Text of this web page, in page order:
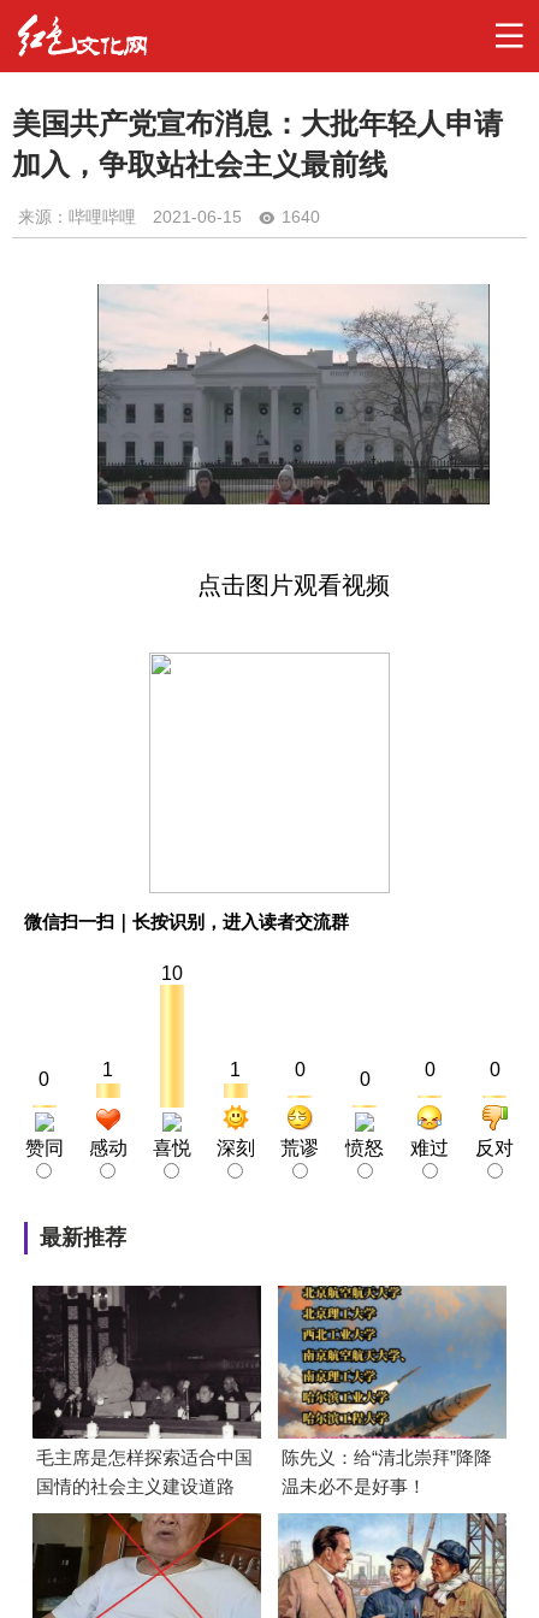
美国共产党宣布消息：大批年轻人申请
加入，争取站社会主义最前线
来源：哔哩哔哩 2021-06-15 1640
点击图片观看视频
微信扫一扫｜长按识别，进入读者交流群
0
赞同
1
感动
10
喜悦
1
深刻
0
荒谬
0
愤怒
0
难过
0
反对
最新推荐
毛主席是怎样探索适合中国
国情的社会主义建设道路
的？
陈先义：给“清北崇拜”降降
温未必不是好事！